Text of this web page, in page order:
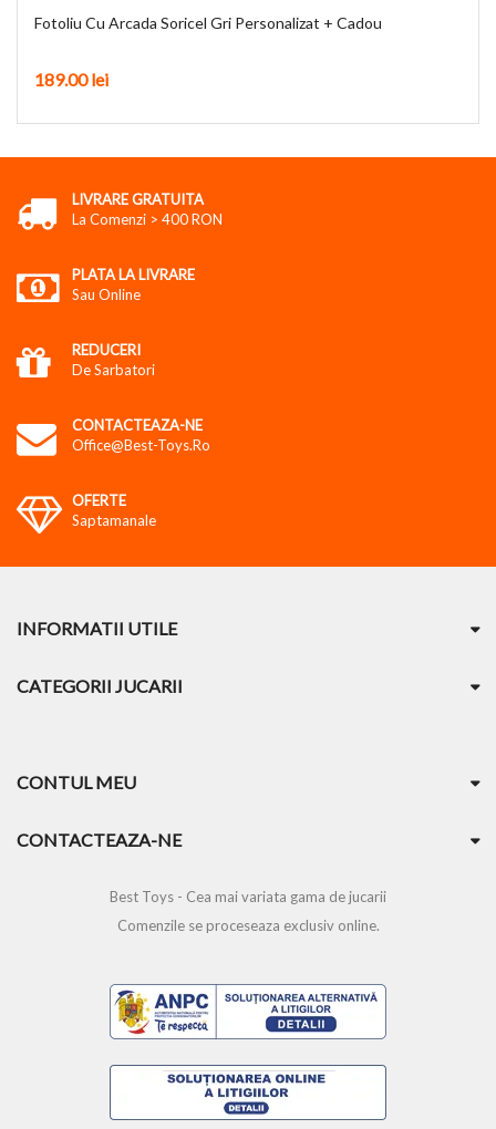
Fotoliu Cu Arcada Soricel Gri Personalizat + Cadou
189.00 lei
LIVRARE GRATUITA
La Comenzi > 400 RON
PLATA LA LIVRARE
Sau Online
REDUCERI
De Sarbatori
CONTACTEAZA-NE
Office@best-Toys.ro
OFERTE
Saptamanale
INFORMATII UTILE
CATEGORII JUCARII
CONTUL MEU
CONTACTEAZA-NE
Best Toys - Cea mai variata gama de jucarii
Comenzile se proceseaza exclusiv online.